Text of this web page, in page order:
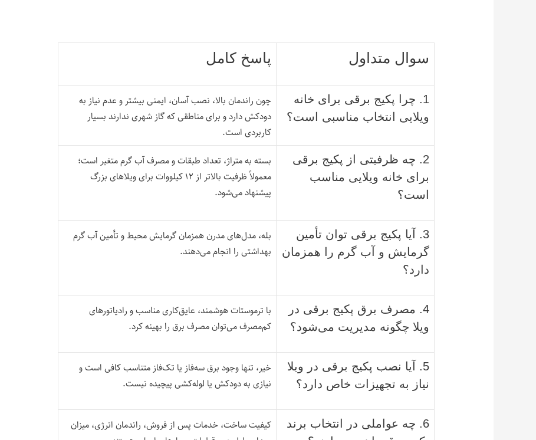
سوال متداول پاسخ کامل
1. چرا پکیج برقی برای خانه
ویلایی انتخاب مناسبی است؟
چون راندمان بالا، نصب آسان، ایمنی بیشتر و عدم نیاز به
دودکش دارد و برای مناطقی که گاز شهری ندارند بسیار
کاربردی است.
2. چه ظرفیتی از پکیج برقی
برای خانه ویلایی مناسب
است؟
بسته به متراژ، تعداد طبقات و مصرف آب گرم متغیر است؛
معمولاً ظرفیت بالاتر از ۱۲ کیلووات برای ویلاهای بزرگ
پیشنهاد می‌شود.
3. آیا پکیج برقی توان تأمین
گرمایش و آب گرم را همزمان
دارد؟
بله، مدل‌های مدرن همزمان گرمایش محیط و تأمین آب گرم
بهداشتی را انجام می‌دهند.
4. مصرف برق پکیج برقی در
ویلا چگونه مدیریت می‌شود؟
با ترموستات هوشمند، عایق‌کاری مناسب و رادیاتورهای
کم‌مصرف می‌توان مصرف برق را بهینه کرد.
5. آیا نصب پکیج برقی در ویلا
نیاز به تجهیزات خاص دارد؟
خیر، تنها وجود برق سه‌فاز یا تک‌فاز متناسب کافی است و
نیازی به دودکش یا لوله‌کشی پیچیده نیست.
6. چه عواملی در انتخاب برند
کیفیت ساخت، خدمات پس از فروش، راندمان انرژی، میزان